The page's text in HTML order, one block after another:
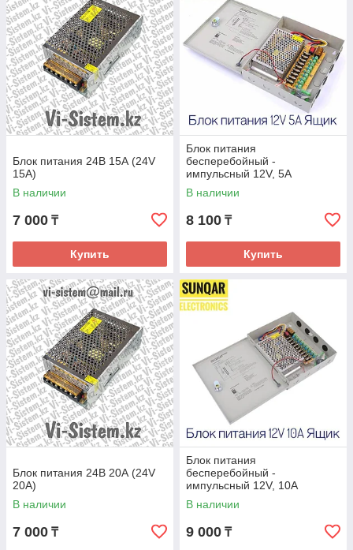
Блок питания 24В 15А (24V
15A)
В наличии
7 000 ₸
Купить
Блок питания
бесперебойный -
импульсный 12V, 5А
В наличии
8 100 ₸
Купить
Блок питания 24В 20А (24V
20A)
В наличии
7 000 ₸
Блок питания
бесперебойный -
импульсный 12V, 10А
В наличии
9 000 ₸